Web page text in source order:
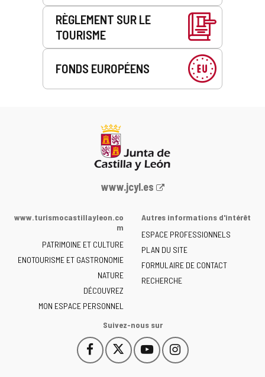
RÈGLEMENT SUR LE
TOURISME
FONDS EUROPÉENS
Portail
la
de
Castilla
y
León
-
www.jcyl.es
www.turismocastillayleon.co
m
PATRIMOINE ET CULTURE
ENOTOURISME ET GASTRONOMIE
NATURE
DÉCOUVREZ
MON ESPACE PERSONNEL
Autres informations d'intérêt
ESPACE PROFESSIONNELS
PLAN DU SITE
FORMULAIRE DE CONTACT
RECHERCHE
Suivez-nous sur
Facebook
Este
enlace
Este
enlace
YouTube
Este
enlace
Instagram
Este
enlace